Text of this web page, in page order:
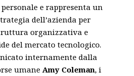
e rappresenta un
dell’azienda per
organizzativa e
del mercato tecnologico.
internamente dalla
umane Amy Coleman, i